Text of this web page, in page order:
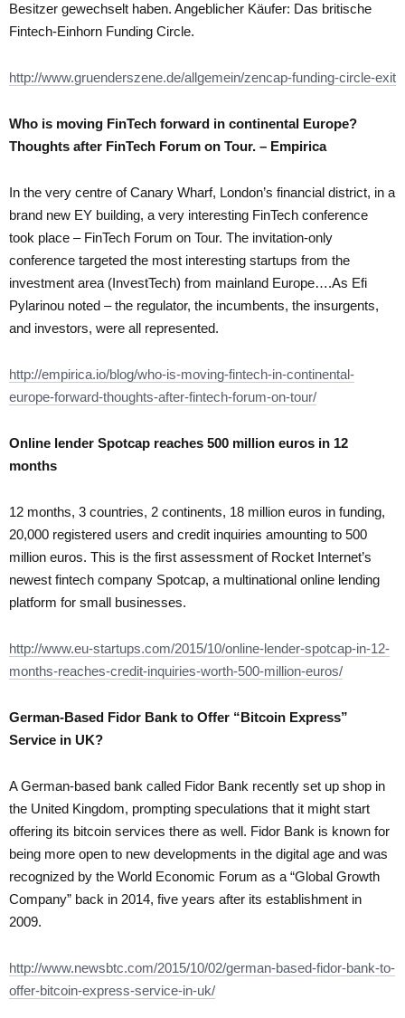
Besitzer gewechselt haben. Angeblicher Käufer: Das britische
Fintech-Einhorn Funding Circle.
http://www.gruenderszene.de/allgemein/zencap-funding-circle-exit
Who is moving FinTech forward in continental Europe?
Thoughts after FinTech Forum on Tour. – Empirica
In the very centre of Canary Wharf, London’s financial district, in a
brand new EY building, a very interesting FinTech conference
took place – FinTech Forum on Tour. The invitation-only
conference targeted the most interesting startups from the
investment area (InvestTech) from mainland Europe….As Efi
Pylarinou noted – the regulator, the incumbents, the insurgents,
and investors, were all represented.
http://empirica.io/blog/who-is-moving-fintech-in-continental-
europe-forward-thoughts-after-fintech-forum-on-tour/
Online lender Spotcap reaches 500 million euros in 12
months
12 months, 3 countries, 2 continents, 18 million euros in funding,
20,000 registered users and credit inquiries amounting to 500
million euros. This is the first assessment of Rocket Internet’s
newest fintech company Spotcap, a multinational online lending
platform for small businesses.
http://www.eu-startups.com/2015/10/online-lender-spotcap-in-12-
months-reaches-credit-inquiries-worth-500-million-euros/
German-Based Fidor Bank to Offer “Bitcoin Express”
Service in UK?
A German-based bank called Fidor Bank recently set up shop in
the United Kingdom, prompting speculations that it might start
offering its bitcoin services there as well. Fidor Bank is known for
being more open to new developments in the digital age and was
recognized by the World Economic Forum as a “Global Growth
Company” back in 2014, five years after its establishment in
2009.
http://www.newsbtc.com/2015/10/02/german-based-fidor-bank-to-
offer-bitcoin-express-service-in-uk/